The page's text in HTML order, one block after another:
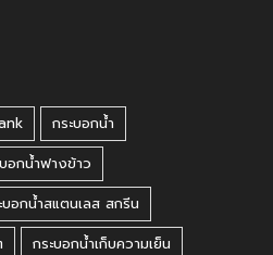
กระบอกน้ำ
อกน้ำฟางข้าว
บอกน้ำสแตนเลส สกรีน
กระบอกน้ำเก็บความเย็น